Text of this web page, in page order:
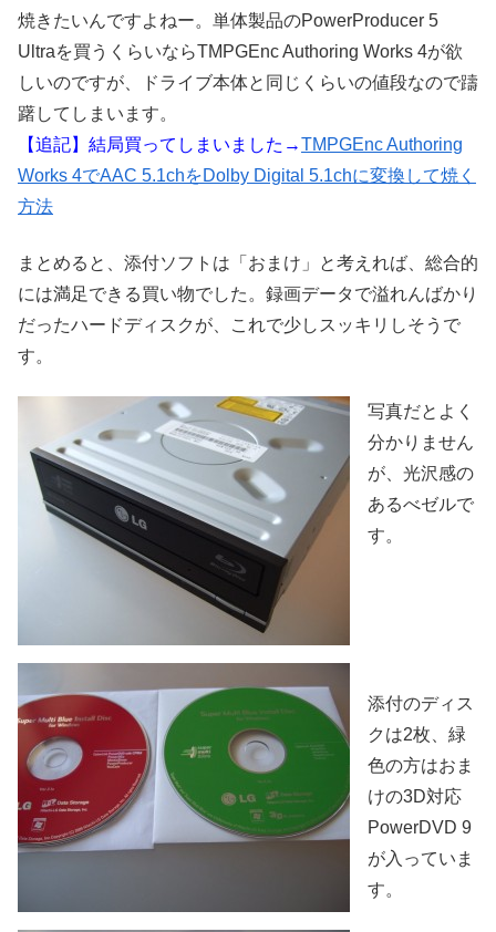
焼きたいんですよねー。単体製品のPowerProducer 5
Ultraを買うくらいならTMPGEnc Authoring Works 4が欲
しいのですが、ドライブ本体と同じくらいの値段なので躊
躇してしまいます。
【追記】 結局買ってしまいました→TMPGEnc Authoring
Works 4でAAC 5.1chをDolby Digital 5.1chに変換して焼く
方法
まとめると、添付ソフトは「おまけ」と考えれば、総合的
には満足できる買い物でした。録画データで溢れんばかり
だったハードディスクが、これで少しスッキリしそうで
す。
写真だとよく
分かりません
が、光沢感の
あるべゼルで
す。
添付のディス
クは2枚、緑
色の方はおま
けの3D対応
PowerDVD 9
が入っていま
す。